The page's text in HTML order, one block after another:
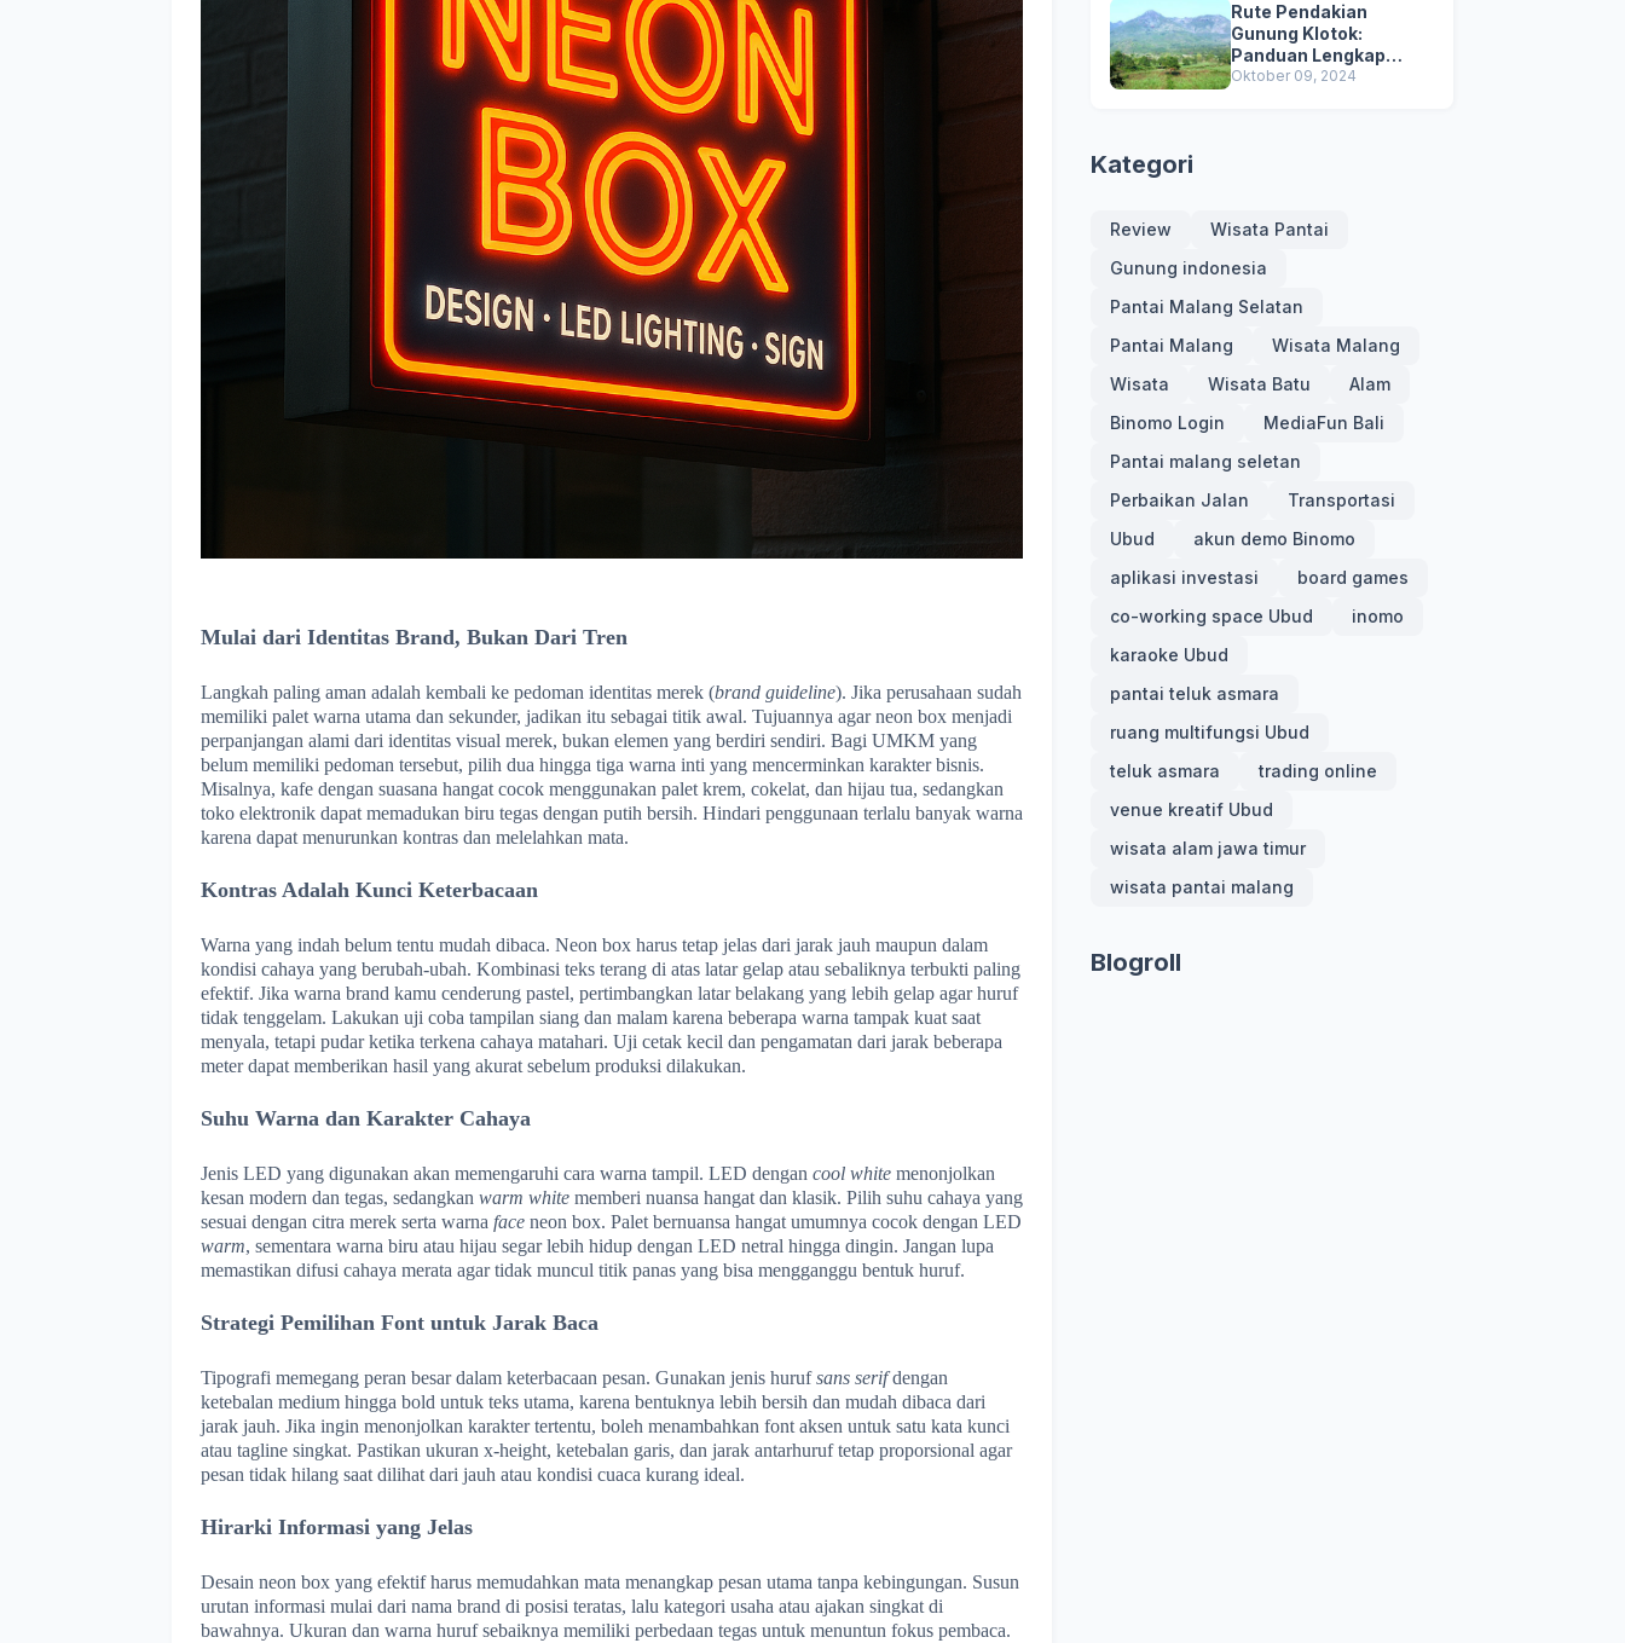
Mulai dari Identitas Brand, Bukan Dari Tren
Langkah paling aman adalah kembali ke pedoman identitas merek (brand guideline). Jika perusahaan sudah
memiliki palet warna utama dan sekunder, jadikan itu sebagai titik awal. Tujuannya agar neon box menjadi
perpanjangan alami dari identitas visual merek, bukan elemen yang berdiri sendiri. Bagi UMKM yang
belum memiliki pedoman tersebut, pilih dua hingga tiga warna inti yang mencerminkan karakter bisnis.
Misalnya, kafe dengan suasana hangat cocok menggunakan palet krem, cokelat, dan hijau tua, sedangkan
toko elektronik dapat memadukan biru tegas dengan putih bersih. Hindari penggunaan terlalu banyak warna
karena dapat menurunkan kontras dan melelahkan mata.
Kontras Adalah Kunci Keterbacaan
Warna yang indah belum tentu mudah dibaca. Neon box harus tetap jelas dari jarak jauh maupun dalam
kondisi cahaya yang berubah-ubah. Kombinasi teks terang di atas latar gelap atau sebaliknya terbukti paling
efektif. Jika warna brand kamu cenderung pastel, pertimbangkan latar belakang yang lebih gelap agar huruf
tidak tenggelam. Lakukan uji coba tampilan siang dan malam karena beberapa warna tampak kuat saat
menyala, tetapi pudar ketika terkena cahaya matahari. Uji cetak kecil dan pengamatan dari jarak beberapa
meter dapat memberikan hasil yang akurat sebelum produksi dilakukan.
Suhu Warna dan Karakter Cahaya
Jenis LED yang digunakan akan memengaruhi cara warna tampil. LED dengan cool white menonjolkan
kesan modern dan tegas, sedangkan warm white memberi nuansa hangat dan klasik. Pilih suhu cahaya yang
sesuai dengan citra merek serta warna face neon box. Palet bernuansa hangat umumnya cocok dengan LED
warm, sementara warna biru atau hijau segar lebih hidup dengan LED netral hingga dingin. Jangan lupa
memastikan difusi cahaya merata agar tidak muncul titik panas yang bisa mengganggu bentuk huruf.
Strategi Pemilihan Font untuk Jarak Baca
Tipografi memegang peran besar dalam keterbacaan pesan. Gunakan jenis hurufsans serifdengan
ketebalan medium hingga bold untuk teks utama, karena bentuknya lebih bersih dan mudah dibaca dari
jarak jauh. Jika ingin menonjolkan karakter tertentu, boleh menambahkan font aksen untuk satu kata kunci
atau tagline singkat. Pastikan ukuran x-height, ketebalan garis, dan jarak antarhuruf tetap proporsional agar
pesan tidak hilang saat dilihat dari jauh atau kondisi cuaca kurang ideal.
Hirarki Informasi yang Jelas
Desain neon box yang efektif harus memudahkan mata menangkap pesan utama tanpa kebingungan. Susun
urutan informasi mulai dari nama brand di posisi teratas, lalu kategori usaha atau ajakan singkat di
bawahnya. Ukuran dan warna huruf sebaiknya memiliki perbedaan tegas untuk menuntun fokus pembaca.
Rute Pendakian
Gunung Klotok:
Panduan Lengkap
untuk Petualangan
Oktober 09, 2024
Kategori
Review
Wisata Pantai
Gunung indonesia
Pantai Malang Selatan
Pantai Malang
Wisata Malang
Wisata
Wisata Batu
Alam
Binomo Login
MediaFun Bali
Pantai malang seletan
Perbaikan Jalan
Transportasi
Ubud
akun demo Binomo
aplikasi investasi
board games
co-working space Ubud
inomo
karaoke Ubud
pantai teluk asmara
ruang multifungsi Ubud
teluk asmara
trading online
venue kreatif Ubud
wisata alam jawa timur
wisata pantai malang
Blogroll